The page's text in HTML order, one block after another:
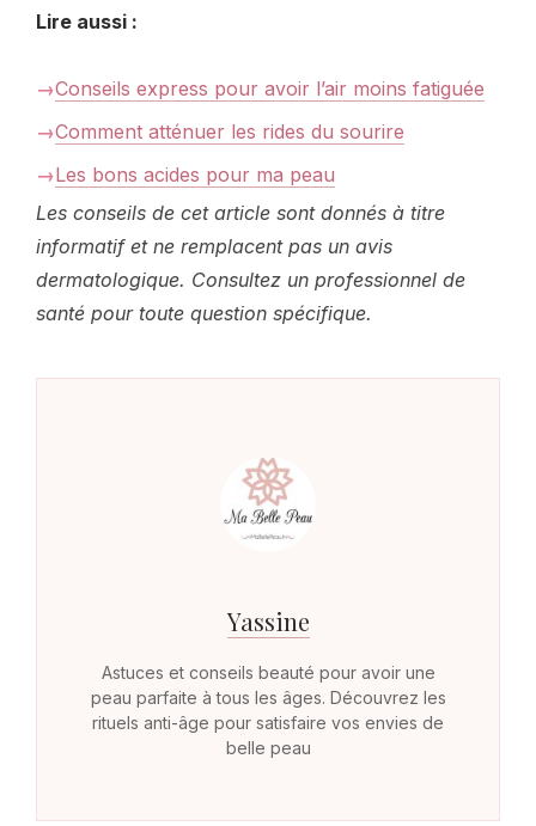
Lire aussi :
Conseils express pour avoir l’air moins fatiguée
Comment atténuer les rides du sourire
Les bons acides pour ma peau
Les conseils de cet article sont donnés à titre
informatif et ne remplacent pas un avis
dermatologique. Consultez un professionnel de
santé pour toute question spécifique.
Yassine
Astuces et conseils beauté pour avoir une
peau parfaite à tous les âges. Découvrez les
rituels anti-âge pour satisfaire vos envies de
belle peau